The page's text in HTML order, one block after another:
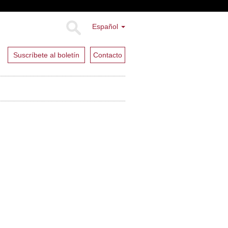
Español
Suscríbete al boletín Contacto